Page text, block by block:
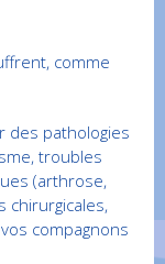
comme
des pathologies
troubles
(arthrose,
chirurgicales,
compagnons